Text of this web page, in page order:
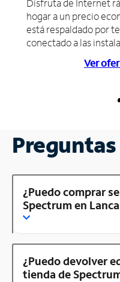
Disfruta de Internet
hogar a un precio
está respaldado por
conectado a las
Ver
¿Puedo comprar
Spectrum en
¿Puedo devolver
tienda de